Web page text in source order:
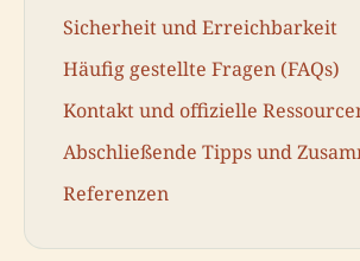
Sicherheit und Erreichbarkeit
Häufig gestellte Fragen (FAQs)
Kontakt und offizielle
Abschließende Tipps und
Referenzen